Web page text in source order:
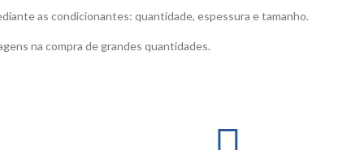
as condicionantes: quantidade, espessura e tamanho.
na compra de grandes quantidades.